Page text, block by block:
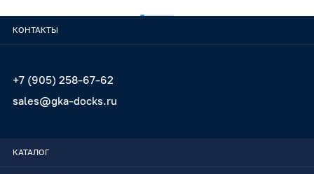
КОНТАКТЫ
+7 (905) 258-67-62
sales@gka-docks.ru
КАТАЛОГ